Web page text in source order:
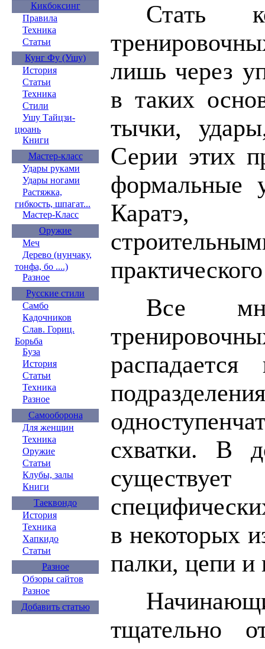
Кикбоксинг
Правила
Техника
Статьи
Кунг Фу (Ушу)
История
Статьи
Техника
Стили
Ушу Тайцзи-
цюань
Книги
Мастер-класс
Удары руками
Удары ногами
Растяжка,
гибкость, шпагат...
Мастер-Класс
Оружие
Меч
Дерево (нунчаку,
тонфа, бо ....)
Разное
Русские стили
Самбо
Кадочников
Слав. Гориц.
Борьба
Буза
История
Статьи
Техника
Разное
Самооборона
Для женщин
Техника
Оружие
Статьи
Клубы, залы
Книги
Таеквондо
История
Техника
Хапкидо
Статьи
Разное
Обзоры сайтов
Разное
Добавить статью
Стать
лишь через
в таких
тычки,
Серии этих
формальные
Каратэ,
Все
схватки. В
в некоторых
палки, цепи и
тщательно